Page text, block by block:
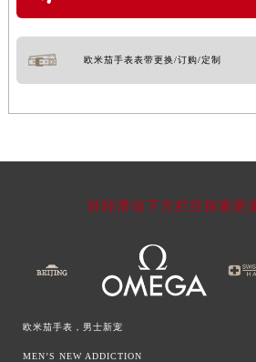
欧米茄手表表带更换/订购/定制
轻轻滑动下方栏目探索更
欧米茄手表，男士新宠
MEN’S NEW ADDICTION